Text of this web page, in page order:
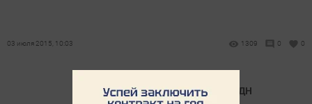
03 июля 2015, 10:03 1309 0 0
В ноябре к нам вернется ОДН